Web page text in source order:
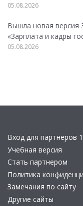
05.08.2026
Вышла новая версия
«Зарплата и кадры
05.08.2026
Вход для партнеров
Учебная версия
Стать партнером
Политика
Замечания по сайту
Другие сайты